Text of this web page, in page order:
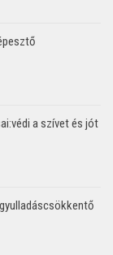
a szívet és jót